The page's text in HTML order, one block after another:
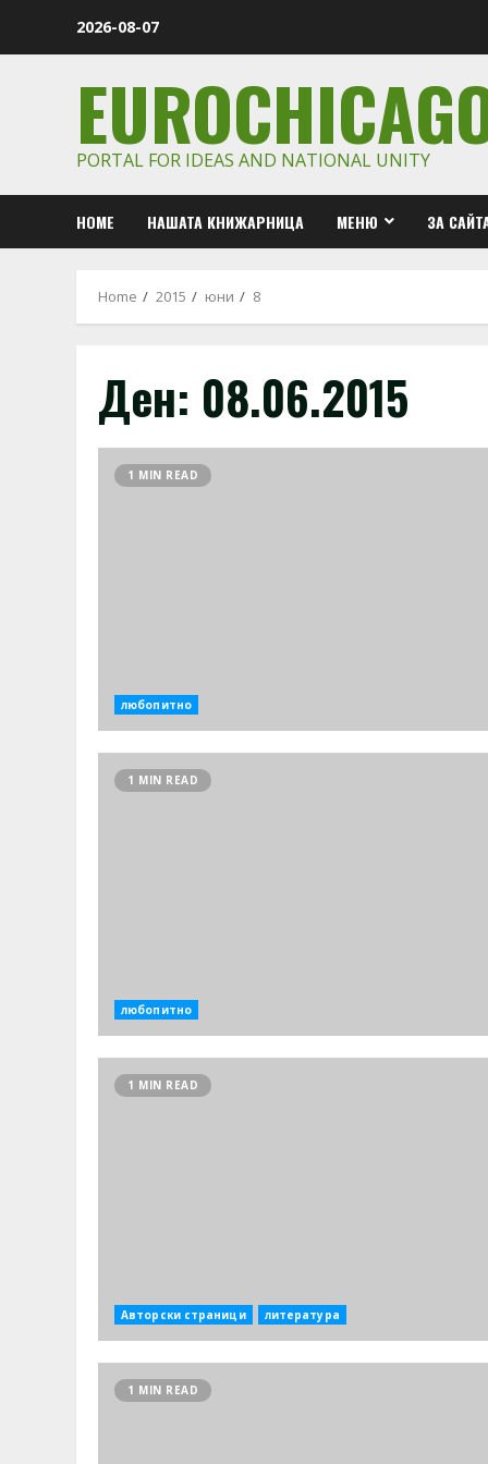
2026-08-07
PORTAL FOR IDEAS AND NATIONAL UNITY
HOME НАШАТА КНИЖАРНИЦА МЕНЮ ЗА
Home 2015 юни 8
Ден: 08.06.2015
1 MIN READ
любопитно
1 MIN READ
любопитно
1 MIN READ
Авторски страници литература
1 MIN READ